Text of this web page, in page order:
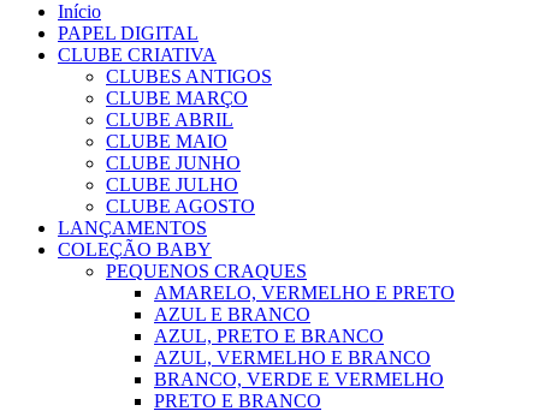
Início
PAPEL DIGITAL
CLUBE CRIATIVA
CLUBES ANTIGOS
CLUBE MARÇO
CLUBE ABRIL
CLUBE MAIO
CLUBE JUNHO
CLUBE JULHO
CLUBE AGOSTO
LANÇAMENTOS
COLEÇÃO BABY
PEQUENOS CRAQUES
AMARELO, VERMELHO E PRETO
AZUL E BRANCO
AZUL, PRETO E BRANCO
AZUL, VERMELHO E BRANCO
BRANCO, VERDE E VERMELHO
PRETO E BRANCO